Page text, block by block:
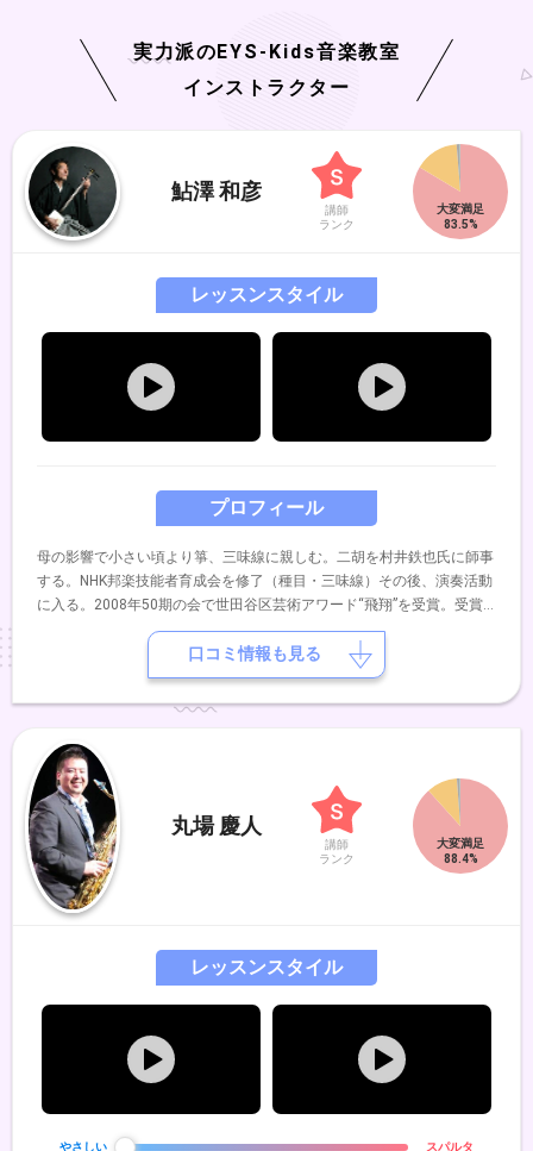
実力派の EYS-Kids音楽教室
インストラクター
鮎澤 和彦
講師
ランク
プロフィール
母の影響で小さい頃より箏、三味線に親しむ。二胡を村井鉄也氏に師事
する。NHK邦楽技能者育成会を修了（種目・三味線）その後、演奏活動
に入る。2008年50期の会で世田谷区芸術アワード“飛翔”を受賞。受賞
公演では、韓国のコムンゴ・サンジョを三味線で演奏し好評を博す。
レッスンスタイル
口コミ情報も見る
丸場 慶人
講師
ランク
レッスンスタイル
やさしい スパルタ